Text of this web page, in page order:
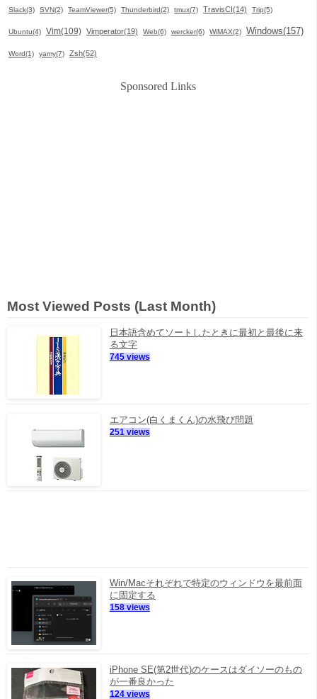
Slack(3) SVN(2) TeamViewer(5) Thunderbird(2) tmux(7) TravisCI(14) Trip(5)
Ubuntu(4) Vim(109) Vimperator(19) Web(6) wercker(6) WiMAX(2) Windows(157)
Word(1) yamy(7) Zsh(52)
Sponsored Links
Most Viewed Posts (Last Month)
日本語含めてソートしたときに最初と最後に来
る文字
745 views
エアコン(白くまくん)の水飛び問題
251 views
Win/Macそれぞれで特定のウィンドウを最前面
に固定する
158 views
iPhone SE(第2世代)のケースはダイソーのもの
が一番良かった
124 views